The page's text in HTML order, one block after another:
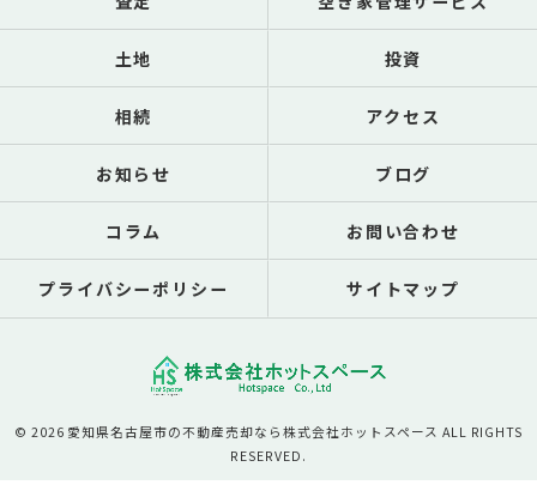
土地 投資
相続 アクセス
お知らせ ブログ
コラム お問い合わせ
プライバシーポリシー サイトマップ
© 2026 愛知県名古屋市の不動産売却なら株式会社ホットスペース ALL RIGHTS
RESERVED.